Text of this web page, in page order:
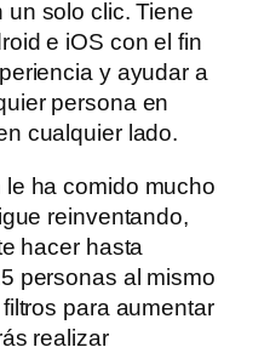
solo clic. Tiene
e iOS con el fin
y ayudar a
persona en
cualquier lado.
ha comido mucho
reinventando,
hacer hasta
personas al mismo
para aumentar
realizar